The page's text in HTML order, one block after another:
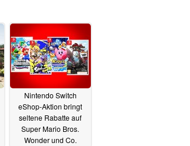
Nintendo Switch
eShop-Aktion bringt
seltene Rabatte auf
Super Mario Bros.
Wonder und Co.